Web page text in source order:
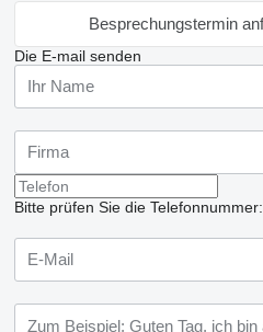
Besprechungstermin
Die E-mail senden
Bitte prüfen Sie die